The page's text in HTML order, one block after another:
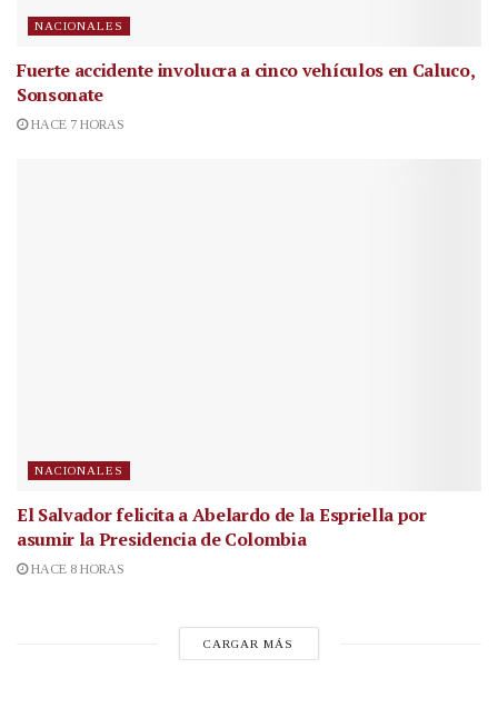
NACIONALES
Fuerte accidente involucra a cinco vehículos en Caluco,
Sonsonate
HACE 7 HORAS
NACIONALES
El Salvador felicita a Abelardo de la Espriella por
asumir la Presidencia de Colombia
HACE 8 HORAS
CARGAR MÁS